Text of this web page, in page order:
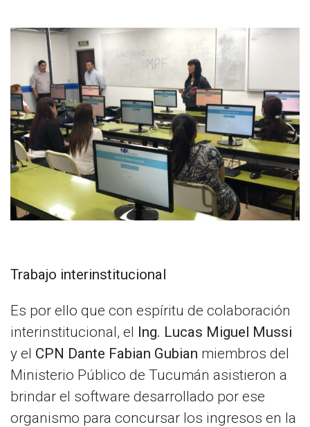
Trabajo interinstitucional
Es por ello que con espíritu de colaboración
interinstitucional, el Ing. Lucas Miguel Mussi
y el CPN Dante Fabian Gubian miembros del
Ministerio Público de Tucumán asistieron a
brindar el software desarrollado por ese
organismo para concursar los ingresos en la